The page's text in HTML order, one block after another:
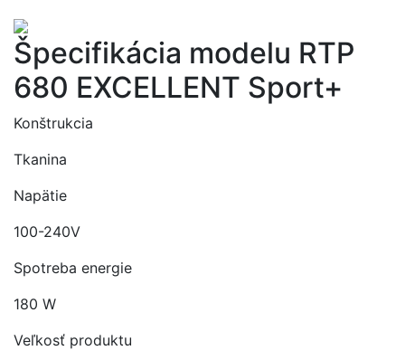
Špecifikácia modelu RTP
680 EXCELLENT Sport+
Konštrukcia
Tkanina
Napätie
100-240V
Spotreba energie
180 W
Veľkosť produktu